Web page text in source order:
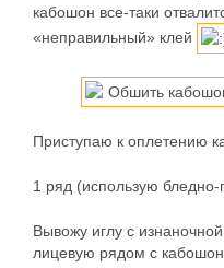
кабошон все-таки
«неправильный» клей
Приступаю к оплетению
1 ряд (использую бледно-
Вывожу иглу с
лицевую рядом с